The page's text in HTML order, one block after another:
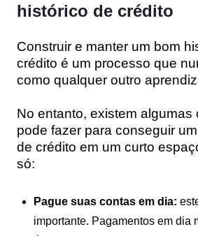
histórico de crédito
Construir e manter um bom
crédito é um processo que
como qualquer outro
No entanto, existem algumas
pode fazer para conseguir
de crédito em um curto
só:
Pague suas contas em dia:
importante. Pagamentos em dia